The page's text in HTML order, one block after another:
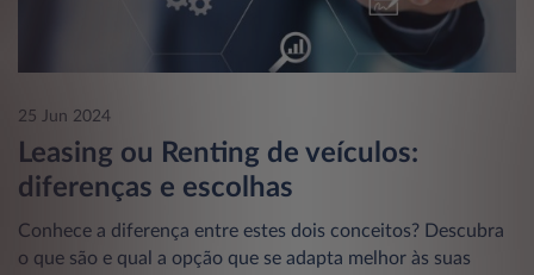
25 Jun 2024
Leasing ou Renting de veículos:
diferenças e escolhas
Conhece a diferença entre estes dois conceitos? Descubra
o que são e qual a opção que se adapta melhor às suas